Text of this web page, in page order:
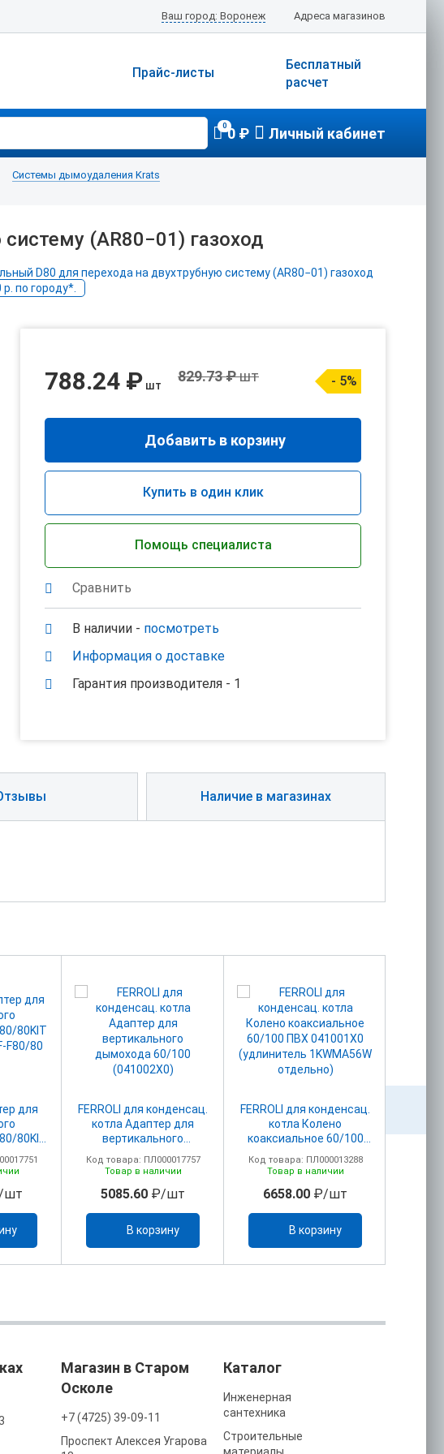
Адреса магазинов
Ваш город: Воронеж
Бесплатный
расчет
Прайс-листы
00 ₽ Личный кабинет
Системы дымоудаления Krats
(AR80−01) газоход
по городу*.
788.24 ₽ шт
829.73 ₽шт - 5%
Добавить в корзину
Купить в один клик
Помощь специалиста
Сравнить
В наличии - посмотреть
Информация о доставке
Гарантия производителя - 1
Наличие в магазинах
для
80KIT
шт
FERROLI для конденсац.
котла Адаптер для
вертикального
(041002X0)
Код товара: ПЛ000017757
Товар в наличии
5085.60 ₽/шт
В корзину
FERROLI для конденсац.
котла Колено
коаксиальное 60/100
(удлинитель 1KWMA56W
Код товара: ПЛ000013288
Товар в наличии
6658.00 ₽/шт
В корзину
Магазин в Старом
Осколе
+7 (4725) 39-09-11
Проспект Алексея Угарова
Каталог
Инженерная
сантехника
Строительные
материалы